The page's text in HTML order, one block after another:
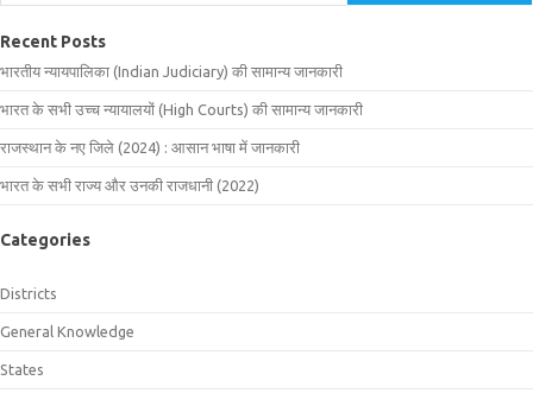
Recent Posts
भारतीय न्यायपालिका (Indian Judiciary) की सामान्य जानकारी
भारत के सभी उच्च न्यायालयों (High Courts) की सामान्य जानकारी
राजस्थान के नए जिले (2024) : आसान भाषा में जानकारी
भारत के सभी राज्य और उनकी राजधानी (2022)
Categories
Districts
General Knowledge
States